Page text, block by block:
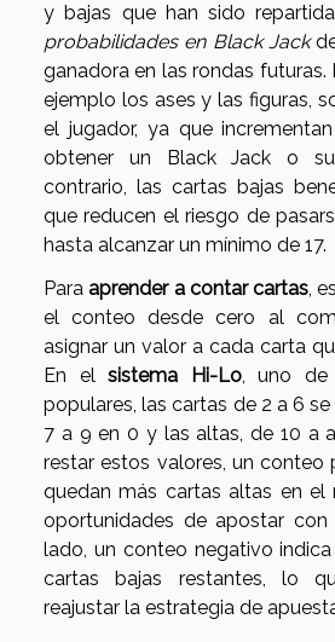
y bajas que han sido
probabilidades en Black Jack
ganadora en las rondas futuras.
ejemplo los ases y las figuras,
el jugador, ya que
obtener un Black Jack o
contrario, las cartas bajas
que reducen el riesgo de
hasta alcanzar un mínimo de 17.
Paraaprender a contar cartas,
el conteo desde cero al
asignar un valor a cada carta
En el sistema Hi-Lo, uno de
populares, las cartas de 2 a 6 se
7 a 9 en 0 y las altas, de 10 a
restar estos valores, un conteo
quedan más cartas altas en el
oportunidades de apostar con
lado, un conteo negativo
cartas bajas restantes, lo
reajustar la estrategia de